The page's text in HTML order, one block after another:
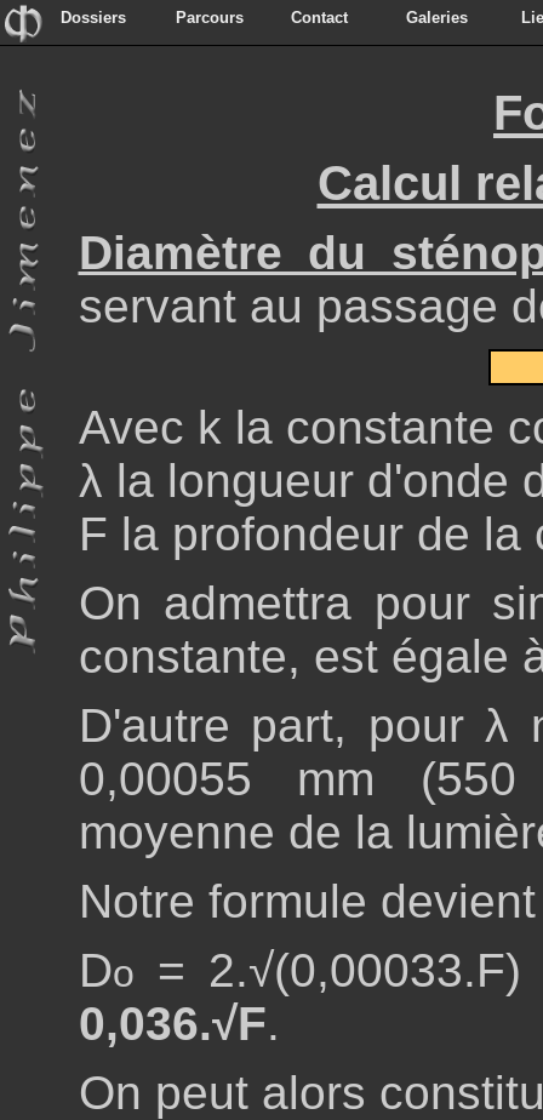
Dossiers Parcours Contact Galeries
Calcul
Diamètre du
servant au passage
Avec k la constante
λ la longueur d'onde
F la profondeur de
On admettra pour
constante, est égale
D'autre part, pour λ
0,00055 mm
moyenne de la
Notre formule
Do
=
0,036.√F.
On peut alors
Dossiers Parcours Contact Galeries